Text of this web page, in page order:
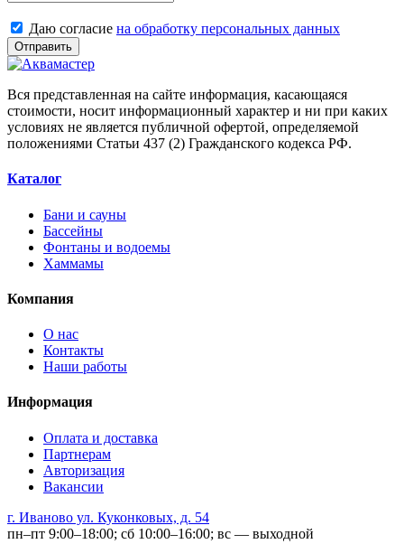
Даю согласие на обработку персональных данных
Отправить
Вся представленная на сайте информация, касающаяся
стоимости, носит информационный характер и ни при каких
условиях не является публичной офертой, определяемой
положениями Статьи 437 (2) Гражданского кодекса РФ.
Каталог
Бани и сауны
Бассейны
Фонтаны и водоемы
Хаммамы
Компания
О нас
Контакты
Наши работы
Информация
Оплата и доставка
Партнерам
Авторизация
Вакансии
г. Иваново ул. Куконковых, д. 54
пн–пт 9:00–18:00; сб 10:00–16:00; вс — выходной